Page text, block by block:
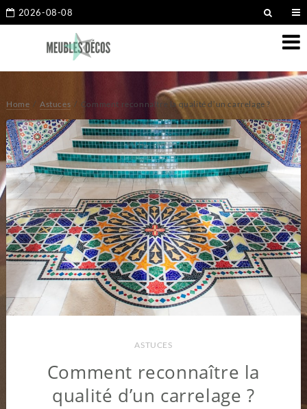
2026-08-08
Home Astuces Comment reconnaître la qualité d’un carrelage ?
ASTUCES
Comment reconnaître la
qualité d’un carrelage ?